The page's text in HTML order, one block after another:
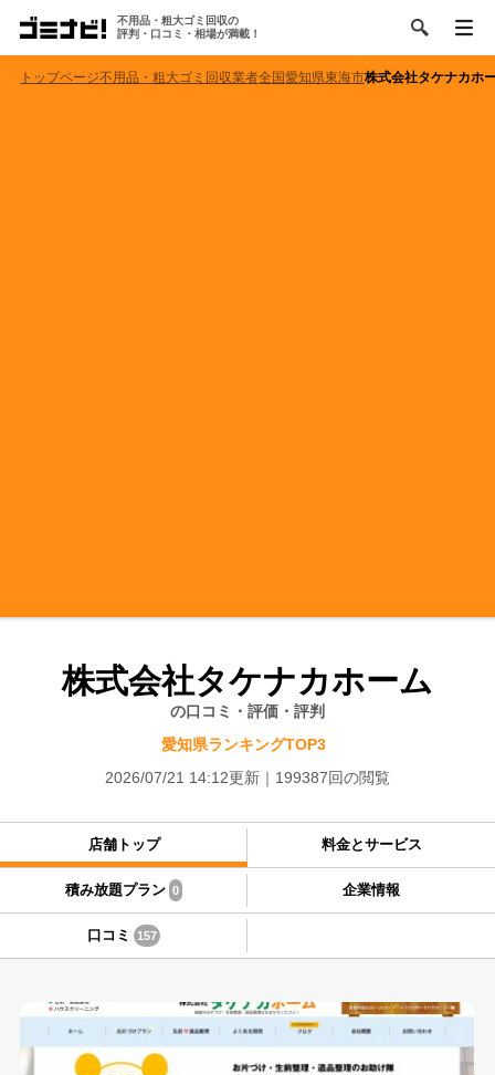
不用品・粗大ゴミ回収の
評判・口コミ・相場が満載！
トップページ不用品・粗大ゴミ回収業者全国愛知県東海市株式会社タケナカホ
株式会社タケナカホーム
の口コミ・評価・評判
愛知県ランキングTOP3
2026/07/21 14:12更新
199387回の閲覧
店舗トップ 料金とサービス
積み放題プラン 0 企業情報
口コミ 157